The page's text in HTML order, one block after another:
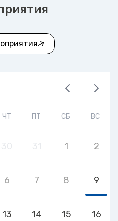
ЧТ ПТ СБ ВС
1 2
6 7 8 9
13 14 15 16